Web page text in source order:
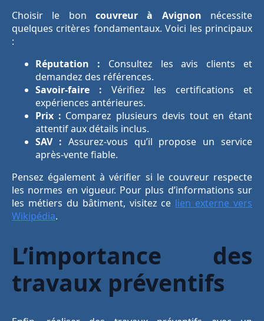
Choisir le bon couvreur à Avignon nécessite
quelques critères fondamentaux. Voici les principaux
:
Réputation : Consultez les avis clients et
demandez des références.
Savoir-faire : Vérifiez les certifications et
expériences antérieures.
Prix : Comparez plusieurs devis tout en étant
attentif aux détails inclus.
SAV : Assurez-vous qu’il propose un service
après-vente fiable.
Pensez également à vérifier si le couvreur respecte
les normes en vigueur. Pour plus d’informations sur
les métiers du bâtiment, visitez ce lien externe vers
Wikipédia.
L’importance des
travaux préventifs